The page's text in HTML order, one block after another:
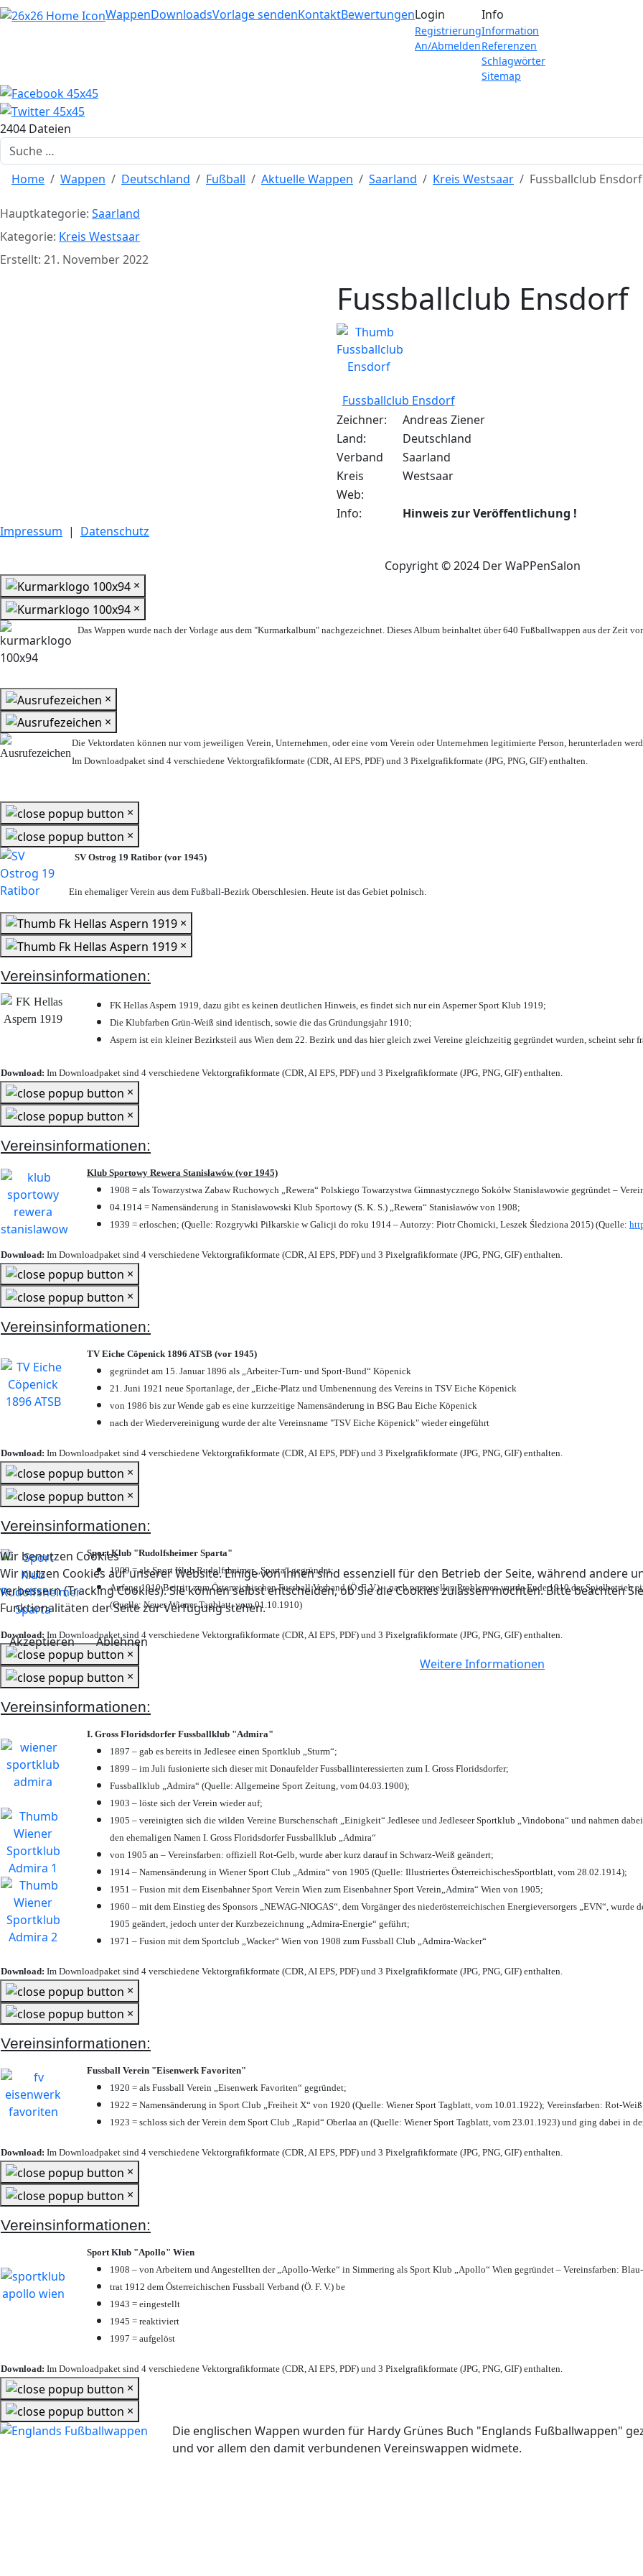
Home
WappenDownloadsVorlage sendenKontaktBewertungenLogin
Registrierung
An/Abmelden
Info
Information
Referenzen
Schlagwörter
Sitemap
2404 Dateien
Suchen
Home Wappen Deutschland Fußball Aktuelle Wappen Saarland Kreis Westsaar Fussballclub Ensdorf
Hauptkategorie: Saarland
Kategorie: Kreis Westsaar
Erstellt: 21. November 2022
Fussballclub Ensdorf
Fussballclub Ensdorf
Zeichner:
Andreas Ziener
Land:
Deutschland
Verband
Saarland
Kreis
Westsaar
Web:
Info:
Hinweis zur Veröffentlichung !
Impressum | Datenschutz
Copyright © 2024 Der WaPPenSalon
Wir benutzen Cookies
Wir nutzen Cookies auf unserer Website. Einige von ihnen sind essenziell für den Betrieb der Seite, während andere
verbessern (Tracking Cookies). Sie können selbst entscheiden, ob Sie die Cookies zulassen möchten. Bitte beachten
Funktionalitäten der Seite zur Verfügung stehen.
Akzeptieren
Ablehnen
Weitere Informationen
×
×
Das Wappen wurde nach der Vorlage aus dem "Kurmarkalbum" nachgezeichnet. Dieses Album beinhaltet über 640 Fußballwappen aus der Zeit
×
×
Die Vektordaten können nur vom jeweiligen Verein, Unternehmen, oder eine vom Verein oder Unternehmen legitimierte Person, herunterladen
Im Downloadpaket sind 4 verschiedene Vektorgrafikformate (CDR, AI EPS, PDF) und 3 Pixelgrafikformate (JPG, PNG, GIF) enthalten.
×
×
SV Ostrog 19 Ratibor (vor 1945)
Ein ehemaliger Verein aus dem Fußball-Bezirk Oberschlesien. Heute ist das Gebiet polnisch.
×
×
Vereinsinformationen:
FK Hellas Aspern 1919, dazu gibt es keinen deutlichen Hinweis, es findet sich nur ein Asperner Sport Klub 1919;
Die Klubfarben Grün-Weiß sind identisch, sowie die das Gründungsjahr 1910;
Aspern ist ein kleiner Bezirksteil aus Wien dem 22. Bezirk und das hier gleich zwei Vereine gleichzeitig gegründet wurden, scheint sehr
Download: Im Downloadpaket sind 4 verschiedene Vektorgrafikformate (CDR, AI EPS, PDF) und 3 Pixelgrafikformate (JPG, PNG, GIF) enthalten.
×
×
Vereinsinformationen:
Klub Sportowy Rewera Stanisławów (vor 1945)
1908 = als Towarzystwa Zabaw Ruchowych „Rewera“ Polskiego Towarzystwa Gimnastycznego Sokółw Stanisławowie gegründet –
04.1914 = Namensänderung in Stanisławowski Klub Sportowy (S. K. S.) „Rewera“ Stanisławów von 1908;
1939 = erloschen; (Quelle: Rozgrywki Piłkarskie w Galicji do roku 1914 – Autorzy: Piotr Chomicki, Leszek Śledziona 2015) (Quelle:
Download: Im Downloadpaket sind 4 verschiedene Vektorgrafikformate (CDR, AI EPS, PDF) und 3 Pixelgrafikformate (JPG, PNG, GIF) enthalten.
×
×
Vereinsinformationen:
TV Eiche Cöpenick 1896 ATSB (vor 1945)
gegründet am 15. Januar 1896 als „Arbeiter-Turn- und Sport-Bund“ Köpenick
21. Juni 1921 neue Sportanlage, der „Eiche-Platz und Umbenennung des Vereins in TSV Eiche Köpenick
von 1986 bis zur Wende gab es eine kurzzeitige Namensänderung in BSG Bau Eiche Köpenick
nach der Wiedervereinigung wurde der alte Vereinsname "TSV Eiche Köpenick" wieder eingeführt
Download: Im Downloadpaket sind 4 verschiedene Vektorgrafikformate (CDR, AI EPS, PDF) und 3 Pixelgrafikformate (JPG, PNG, GIF) enthalten.
×
×
Vereinsinformationen:
Sport Klub "Rudolfsheimer Sparta"
1909 = als Sport Klub Rudolfsheimer „Sparta“ gegründet;
Anfang 1910 Beitritt zum Österreichischen Fussball Verband (Ö. F. V.) – nach personellen Problemen wurde Ende 1910 der
(Quelle: Neues Wiener Tagblatt, vom 01.10.1910)
Download: Im Downloadpaket sind 4 verschiedene Vektorgrafikformate (CDR, AI EPS, PDF) und 3 Pixelgrafikformate (JPG, PNG, GIF) enthalten.
×
×
Vereinsinformationen:
I. Gross Floridsdorfer Fussballklub "Admira"
1897 – gab es bereits in Jedlesee einen Sportklub „Sturm“;
1899 – im Juli fusionierte sich dieser mit Donaufelder Fussballinteressierten zum I. Gross Floridsdorfer;
Fussballklub „Admira“ (Quelle: Allgemeine Sport Zeitung, vom 04.03.1900);
1903 – löste sich der Verein wieder auf;
1905 – vereinigten sich die wilden Vereine Burschenschaft „Einigkeit“ Jedlesee und Jedleseer Sportklub „Vindobona“ und nahmen
den ehemaligen Namen I. Gross Floridsdorfer Fussballklub „Admira“
von 1905 an – Vereinsfarben: offiziell Rot-Gelb, wurde aber kurz darauf in Schwarz-Weiß geändert;
1914 – Namensänderung in Wiener Sport Club „Admira“ von 1905 (Quelle: Illustriertes ÖsterreichischesSportblatt, vom 28.02.1914);
1951 – Fusion mit dem Eisenbahner Sport Verein Wien zum Eisenbahner Sport Verein„Admira“ Wien von 1905;
1960 – mit dem Einstieg des Sponsors „NEWAG-NIOGAS“, dem Vorgänger des niederösterreichischen Energieversorgers „EVN“,
1905 geändert, jedoch unter der Kurzbezeichnung „Admira-Energie“ geführt;
1971 – Fusion mit dem Sportclub „Wacker“ Wien von 1908 zum Fussball Club „Admira-Wacker“
Download: Im Downloadpaket sind 4 verschiedene Vektorgrafikformate (CDR, AI EPS, PDF) und 3 Pixelgrafikformate (JPG, PNG, GIF) enthalten.
×
×
Vereinsinformationen:
Fussball Verein "Eisenwerk Favoriten"
1920 = als Fussball Verein „Eisenwerk Favoriten“ gegründet;
1922 = Namensänderung in Sport Club „Freiheit X“ von 1920 (Quelle: Wiener Sport Tagblatt, vom 10.01.1922); Vereinsfarben: Rot-
1923 = schloss sich der Verein dem Sport Club „Rapid“ Oberlaa an (Quelle: Wiener Sport Tagblatt, vom 23.01.1923) und ging dabei in
Download: Im Downloadpaket sind 4 verschiedene Vektorgrafikformate (CDR, AI EPS, PDF) und 3 Pixelgrafikformate (JPG, PNG, GIF) enthalten.
×
×
Vereinsinformationen:
Sport Klub "Apollo" Wien
1908 – von Arbeitern und Angestellten der „Apollo-Werke“ in Simmering als Sport Klub „Apollo“ Wien gegründet – Vereinsfarben:
trat 1912 dem Österreichischen Fussball Verband (Ö. F. V.) be
1943 = eingestellt
1945 = reaktiviert
1997 = aufgelöst
Download: Im Downloadpaket sind 4 verschiedene Vektorgrafikformate (CDR, AI EPS, PDF) und 3 Pixelgrafikformate (JPG, PNG, GIF) enthalten.
×
×
Die englischen Wappen wurden für Hardy Grünes Buch "Englands Fußballwappen"
und vor allem den damit verbundenen Vereinswappen widmete.